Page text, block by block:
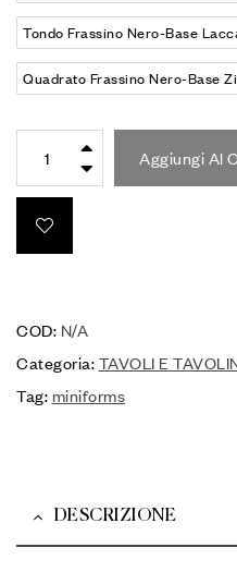
Tondo Frassino Nero-Base
Quadrato Frassino Nero-Base
Aggiungi Al
COD: N/A
Categoria: TAVOLI E
Tag: miniforms
DESCRIZIONE